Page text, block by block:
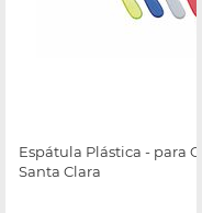
Espátula Plástica - para
Santa Clara